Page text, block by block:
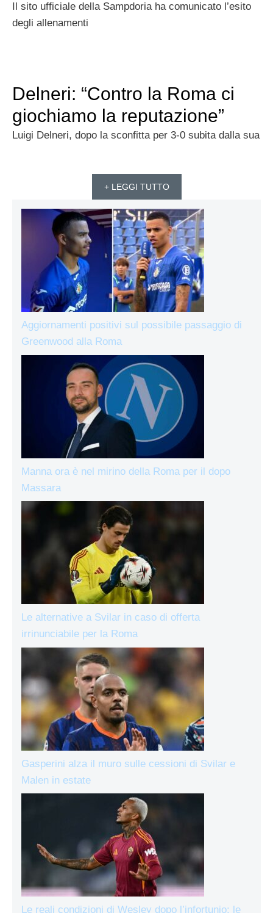
Il sito ufficiale della Sampdoria ha comunicato l’esito
degli allenamenti
Delneri: “Contro la Roma ci
giochiamo la reputazione”
Luigi Delneri, dopo la sconfitta per 3-0 subita dalla sua
+ LEGGI TUTTO
Aggiornamenti positivi sul possibile passaggio di
Greenwood alla Roma
Manna ora è nel mirino della Roma per il dopo
Massara
Le alternative a Svilar in caso di offerta
irrinunciabile per la Roma
Gasperini alza il muro sulle cessioni di Svilar e
Malen in estate
Le reali condizioni di Wesley dopo l’infortunio: le